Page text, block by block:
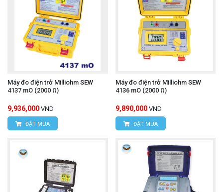
Máy đo điện trở Milliohm SEW
4137 mO (2000 Ω)
9,936,000 VND
ĐẶT MUA
Máy đo điện trở Milliohm SEW
4136 mO (2000 Ω)
9,890,000 VND
ĐẶT MUA